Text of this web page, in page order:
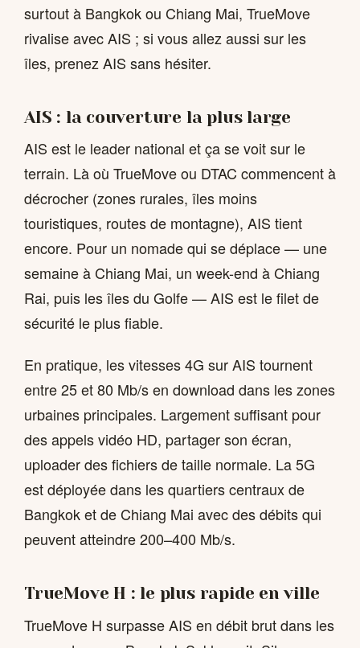
surtout à Bangkok ou Chiang Mai, TrueMove
rivalise avec AIS ; si vous allez aussi sur les
îles, prenez AIS sans hésiter.
AIS : la couverture la plus large
AIS est le leader national et ça se voit sur le
terrain. Là où TrueMove ou DTAC commencent à
décrocher (zones rurales, îles moins
touristiques, routes de montagne), AIS tient
encore. Pour un nomade qui se déplace — une
semaine à Chiang Mai, un week-end à Chiang
Rai, puis les îles du Golfe — AIS est le filet de
sécurité le plus fiable.
En pratique, les vitesses 4G sur AIS tournent
entre 25 et 80 Mb/s en download dans les zones
urbaines principales. Largement suffisant pour
des appels vidéo HD, partager son écran,
uploader des fichiers de taille normale. La 5G
est déployée dans les quartiers centraux de
Bangkok et de Chiang Mai avec des débits qui
peuvent atteindre 200–400 Mb/s.
TrueMove H : le plus rapide en ville
TrueMove H surpasse AIS en débit brut dans les